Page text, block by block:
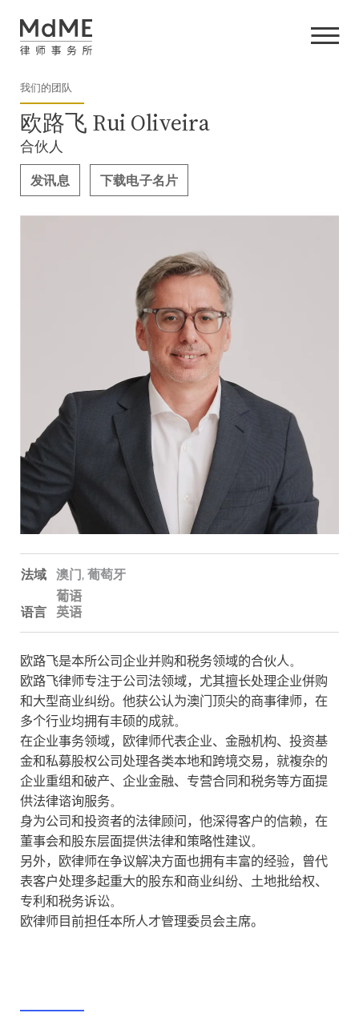
我们的团队
欧路飞 Rui Oliveira
合伙人
发讯息 下载电子名片
法域 澳门, 葡萄牙
语言
葡语
英语
欧路飞是本所公司企业并购和税务领域的合伙人。
欧路飞律师专注于公司法领域，尤其擅长处理企业併购
和大型商业纠纷。他获公认为澳门顶尖的商事律师，在
多个行业均拥有丰硕的成就。
在企业事务领域，欧律师代表企业、金融机构、投资基
金和私募股权公司处理各类本地和跨境交易，就複杂的
企业重组和破产、企业金融、专营合同和税务等方面提
供法律谘询服务。
身为公司和投资者的法律顾问，他深得客户的信赖，在
董事会和股东层面提供法律和策略性建议。
另外，欧律师在争议解决方面也拥有丰富的经验，曾代
表客户处理多起重大的股东和商业纠纷、土地批给权、
专利和税务诉讼。
欧律师目前担任本所人才管理委员会主席。